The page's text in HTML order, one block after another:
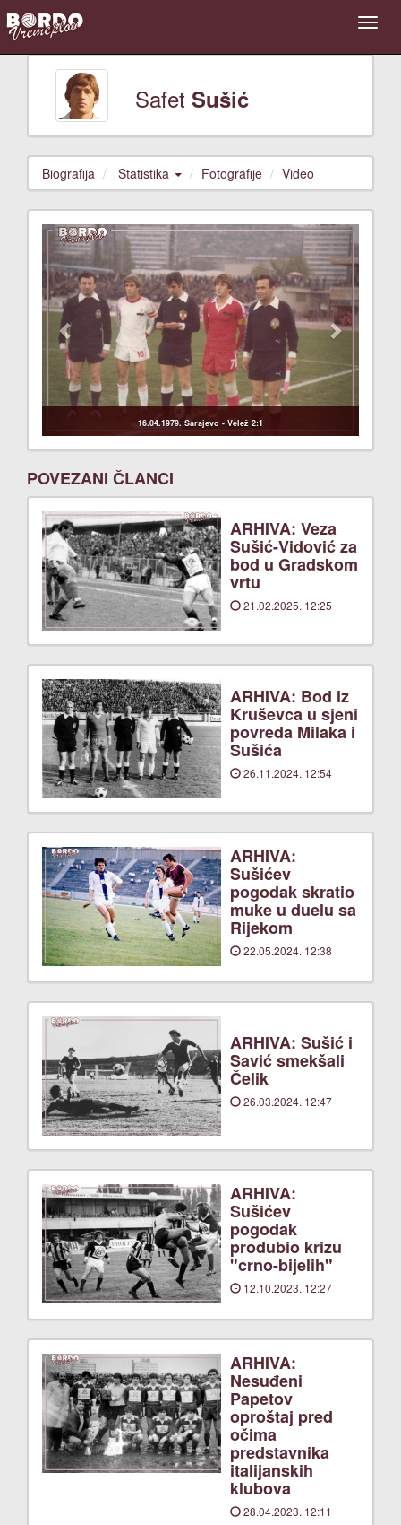
Safet Sušić
Biografija Statistika Fotografije Video
16.04.1979. Sarajevo - Velež 2:1
Previous Next
POVEZANI ČLANCI
ARHIVA: Veza
Sušić-Vidović za
bod u Gradskom
vrtu
21.02.2025. 12:25
ARHIVA: Bod iz
Kruševca u sjeni
povreda Milaka i
Sušića
26.11.2024. 12:54
ARHIVA:
Sušićev
pogodak skratio
muke u duelu sa
Rijekom
22.05.2024. 12:38
ARHIVA: Sušić i
Savić smekšali
Čelik
26.03.2024. 12:47
ARHIVA:
Sušićev
pogodak
produbio krizu
"crno-bijelih"
12.10.2023. 12:27
ARHIVA:
Nesuđeni
Papetov
oproštaj pred
očima
predstavnika
italijanskih
klubova
28.04.2023. 12:11